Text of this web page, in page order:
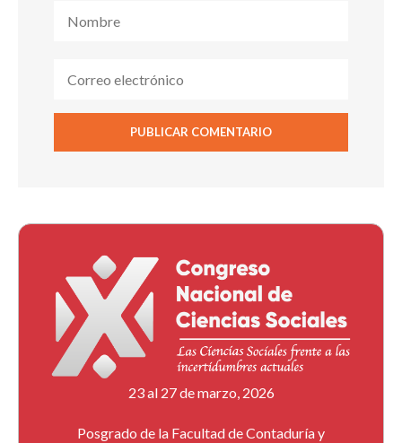
23 al 27 de marzo, 2026
Posgrado de la Facultad de Contaduría y